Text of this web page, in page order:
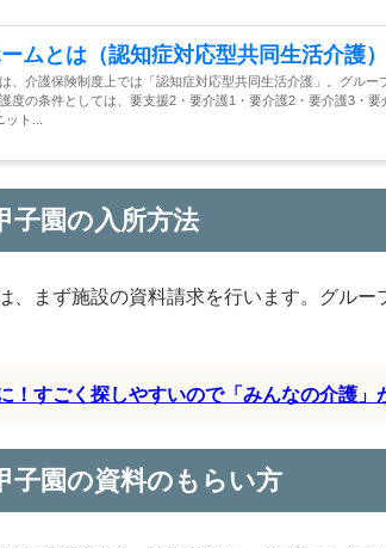
ムとは（認知症対応型共同生活介護）
、介護保険制度上では「認知症対応型共同生活介護」。グル
度の条件としては、要支援2・要介護1・要介護2・要介護3・
ト...
子園の入所方法
、まず施設の資料請求を行います。グル
！すごく探しやすいので「みんなの介護
子園の資料のもらい方